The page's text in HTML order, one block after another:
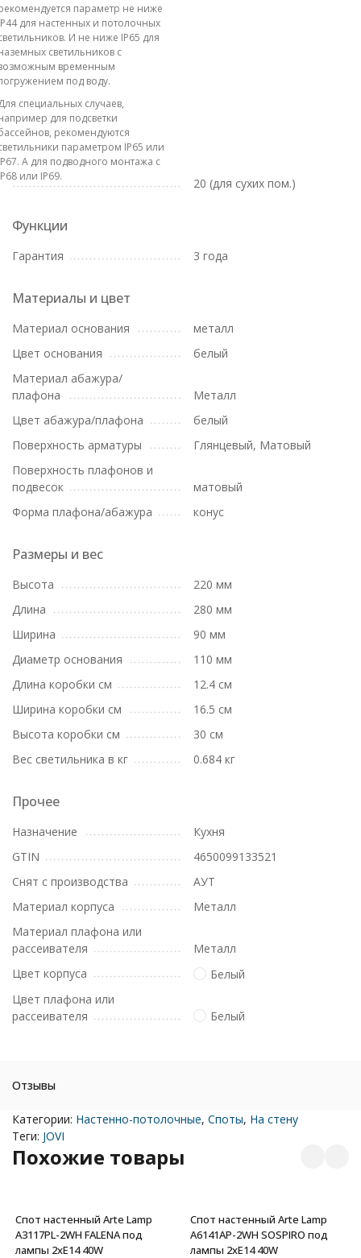
параметр не ниже
для настенных и потолочных
И не ниже IP65 для
светильников с
временным
под воду.
специальных случаев,
для подсветки
рекомендуются
параметром IP65 или
А для подводного монтажа с
или IP69.
20 (для сухих пом.)
Функции
Гарантия 3 года
Материалы и цвет
Материал основания
металл
Цвет основания
белый
Материал абажура/
плафона
Металл
Цвет абажура/плафона
белый
Поверхность арматуры
Глянцевый, Матовый
Поверхность плафонов и
подвесок
матовый
Форма плафона/абажура
конус
Размеры и вес
Высота
220 мм
Длина
280 мм
Ширина
90 мм
Диаметр основания
110 мм
Длина коробки см
12.4 см
Ширина коробки см
16.5 см
Высота коробки см
30 см
Вес светильника в кг
0.684 кг
Прочее
Назначение
Кухня
GTIN
4650099133521
Снят с производства
АУТ
Материал корпуса
Металл
Материал плафона или
рассеивателя
Металл
Цвет корпуса
Белый
Цвет плафона или
рассеивателя
Белый
Отзывы
Категории: Настенно-потолочные, Споты, На стену
Теги: JOVI
Похожие товары
Спот настенный Arte Lamp
A3117PL-2WH FALENA под
лампы 2xE14 40W
Спот настенный Arte Lamp
A6141AP-2WH SOSPIRO под
лампы 2xE14 40W